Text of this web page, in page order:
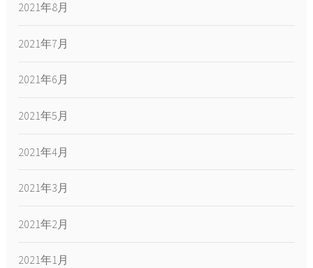
2021年8月
2021年7月
2021年6月
2021年5月
2021年4月
2021年3月
2021年2月
2021年1月